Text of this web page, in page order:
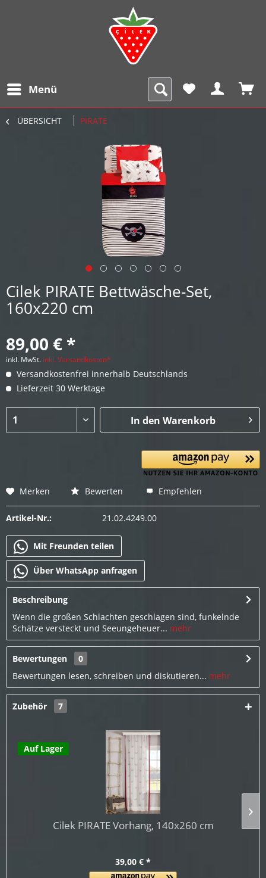
Menü
ÜBERSICHT PIRATE
Cilek PIRATE Bettwäsche-Set,
160x220 cm
89,00 € *
inkl. MwSt. inkl. Versandkosten*
Versandkostenfrei innerhalb Deutschlands
Lieferzeit 30 Werktage
In den Warenkorb
Merken Bewerten Empfehlen
Artikel-Nr.: 21.02.4249.00
Mit Freunden teilen
Über WhatsApp anfragen
Beschreibung
Wenn die großen Schlachten geschlagen sind, funkelnde
Schätze versteckt und Seeungeheuer... mehr
Bewertungen
0
Bewertungen lesen, schreiben und diskutieren... mehr
Zubehör 7
Auf Lager
Cilek PIRATE Vorhang, 140x260 cm
39,00 € *